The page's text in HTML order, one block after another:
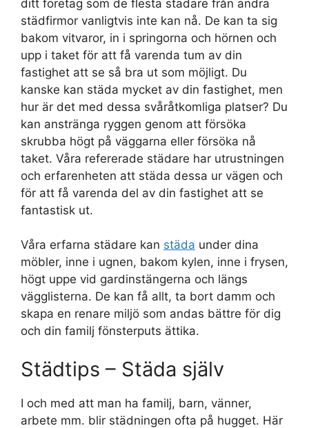
ditt företag som de flesta städare från andra
städfirmor vanligtvis inte kan nå. De kan ta sig
bakom vitvaror, in i springorna och hörnen och
upp i taket för att få varenda tum av din
fastighet att se så bra ut som möjligt. Du
kanske kan städa mycket av din fastighet, men
hur är det med dessa svåråtkomliga platser? Du
kan anstränga ryggen genom att försöka
skrubba högt på väggarna eller försöka nå
taket. Våra refererade städare har utrustningen
och erfarenheten att städa dessa ur vägen och
för att få varenda del av din fastighet att se
fantastisk ut.
Våra erfarna städare kan städa under dina
möbler, inne i ugnen, bakom kylen, inne i frysen,
högt uppe vid gardinstängerna och längs
vägglisterna. De kan få allt, ta bort damm och
skapa en renare miljö som andas bättre för dig
och din familj fönsterputs ättika.
Städtips – Städa själv
I och med att man ha familj, barn, vänner,
arbete mm. blir städningen ofta på hugget. Här